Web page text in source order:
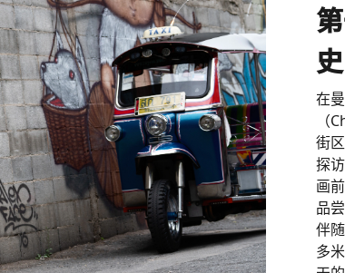
在
（
街
探
画
品
伴
多